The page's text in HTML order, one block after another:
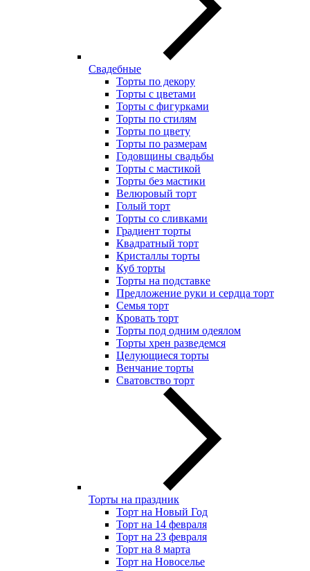
Свадебные
Торты по декору
Торты с цветами
Торты с фигурками
Торты по стилям
Торты по цвету
Торты по размерам
Годовщины свадьбы
Торты с мастикой
Торты без мастики
Велюровый торт
Голый торт
Торты со сливками
Градиент торты
Квадратный торт
Кристаллы торты
Куб торты
Торты на подставке
Предложение руки и сердца торт
Семья торт
Кровать торт
Торты под одним одеялом
Торты хрен разведемся
Целующиеся торты
Венчание торты
Сватовство торт
Торты на праздник
Торт на Новый Год
Торт на 14 февраля
Торт на 23 февраля
Торт на 8 марта
Торт на Новоселье